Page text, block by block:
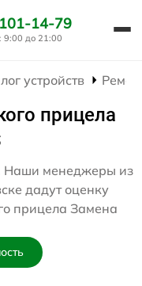
14-79
9:00 до 21:00
устройств
прицела
Наши менеджеры из
дадут оценку
прицела Замена